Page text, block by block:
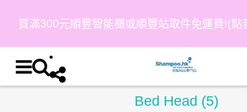
買滿300元順豐智能櫃或順豐站取件免運費!(點
Bed Head (5)